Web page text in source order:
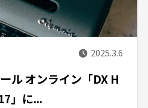
2025.3.6
ル オンライン「DX H
」に...